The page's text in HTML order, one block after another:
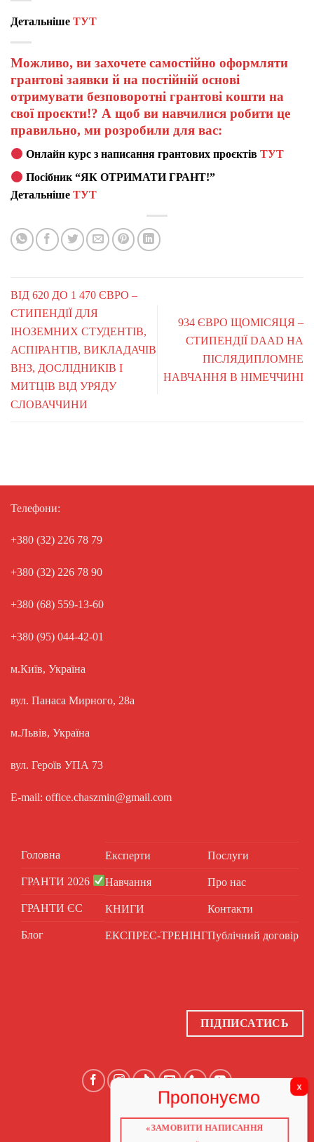
Детальніше ТУТ
Можливо, ви захочете самостійно оформляти
грантові заявки й на постійній основі
отримувати безповоротні грантові кошти на
свої проєкти!? А щоб ви навчилися робити це
правильно, ми розробили для вас:
Онлайн курс з написання грантових проєктівТУТ
Посібник “ЯК ОТРИМАТИ ГРАНТ!”
Детальніше ТУТ
ВІД 620 ДО 1 470 ЄВРО –
СТИПЕНДІЇ ДЛЯ
ІНОЗЕМНИХ СТУДЕНТІВ,
АСПІРАНТІВ, ВИКЛАДАЧІВ
ВНЗ, ДОСЛІДНИКІВ І
МИТЦІВ ВІД УРЯДУ
СЛОВАЧЧИНИ
934 ЄВРО ЩОМІСЯЦЯ –
СТИПЕНДІЇ DAAD НА
ПІСЛЯДИПЛОМНЕ
НАВЧАННЯ В НІМЕЧЧИНІ
Телефони:
+380 (32) 226 78 79
+380 (32) 226 78 90
+380 (68) 559-13-60
+380 (95) 044-42-01
м.Київ, Україна
вул. Панаса Мирного, 28а
м.Львів, Україна
вул. Героїв УПА 73
E-mail: office.chaszmin@gmail.com
Головна
ГРАНТИ 2026
ГРАНТИ ЄС
Блог
Експерти
Навчання
КНИГИ
ЕКСПРЕС-ТРЕНІНГ
Послуги
Про нас
Контакти
Публічний договір
ПІДПИСАТИСЬ
ГОЛОВНА
«ЗАМОВИТИ НАПИСАННЯ